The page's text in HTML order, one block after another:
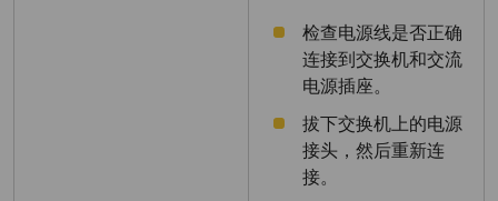
检查电源线是否正确
连接到交换机和交流
电源插座。
拔下交换机上的电源
接头，然后重新连
接。